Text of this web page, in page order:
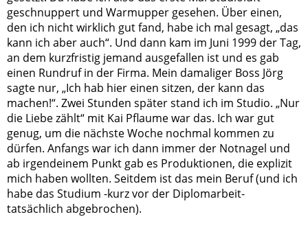
geschnuppert und Warmupper gesehen. Über einen,
den ich nicht wirklich gut fand, habe ich mal gesagt, „das
kann ich aber auch“. Und dann kam im Juni 1999 der Tag,
an dem kurzfristig jemand ausgefallen ist und es gab
einen Rundruf in der Firma. Mein damaliger Boss Jörg
sagte nur, „Ich hab hier einen sitzen, der kann das
machen!“. Zwei Stunden später stand ich im Studio. „Nur
die Liebe zählt“ mit Kai Pflaume war das. Ich war gut
genug, um die nächste Woche nochmal kommen zu
dürfen. Anfangs war ich dann immer der Notnagel und
ab irgendeinem Punkt gab es Produktionen, die explizit
mich haben wollten. Seitdem ist das mein Beruf (und ich
habe das Studium -kurz vor der Diplomarbeit-
tatsächlich abgebrochen).